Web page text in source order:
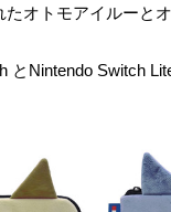
オトモアイルーと
とNintendo Switch